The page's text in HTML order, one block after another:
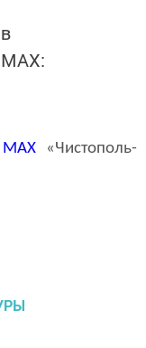
MAX«Чистополь-